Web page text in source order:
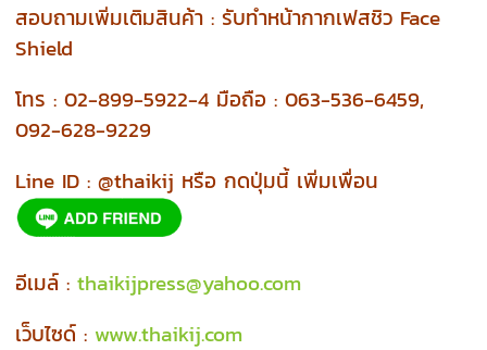
สอบถามเพิ่มเติมสินค้า : รับทำหน้ากากเฟสชิว Face
Shield
โทร : 02-899-5922-4 มือถือ : 063-536-6459,
092-628-9229
Line ID : @thaikij หรือ กดปุ่มนี้ เพิ่มเพื่อน
อีเมล์ :thaikijpress@yahoo.com
เว็บไซด์ : www.thaikij.com